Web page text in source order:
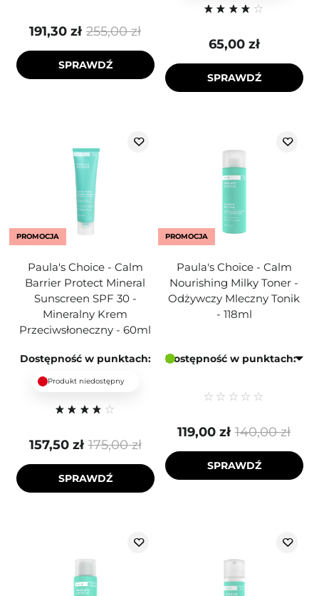
255,00 zł
191,30 zł
SPRAWDŹ
65,00 zł
SPRAWDŹ
PROMOCJA
Paula's Choice - Calm
Barrier Protect Mineral
Sunscreen SPF 30 -
Mineralny Krem
Przeciwsłoneczny - 60ml
Dostępność w punktach:
Produkt niedostępny
175,00 zł
157,50 zł
SPRAWDŹ
PROMOCJA
Paula's Choice - Calm
Nourishing Milky Toner -
Odżywczy Mleczny Tonik
- 118ml
Dostępność w punktach:
140,00 zł
119,00 zł
SPRAWDŹ